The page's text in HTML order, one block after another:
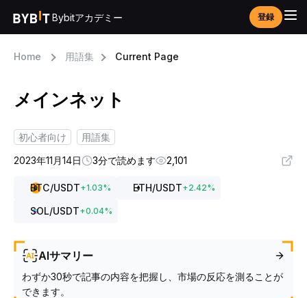
Bybitアカデミー 登録
Home 用語集 Current Page
メインネット
初心者向け
用語集
2023年11月14日
3分で読めます 2,101
BTC/USDT+1.03% ETH/USDT+2.42%
SOL/USDT+0.04%
AIサマリー
わずか30秒で記事の内容を把握し、市場の反応を測ることが
できます。